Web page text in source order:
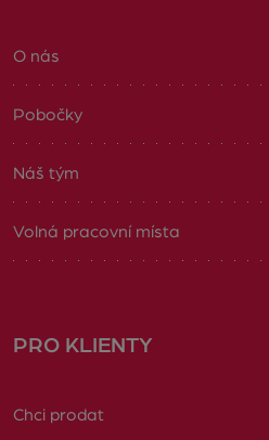
O nás
Pobočky
Náš tým
Volná pracovní místa
PRO KLIENTY
Chci prodat